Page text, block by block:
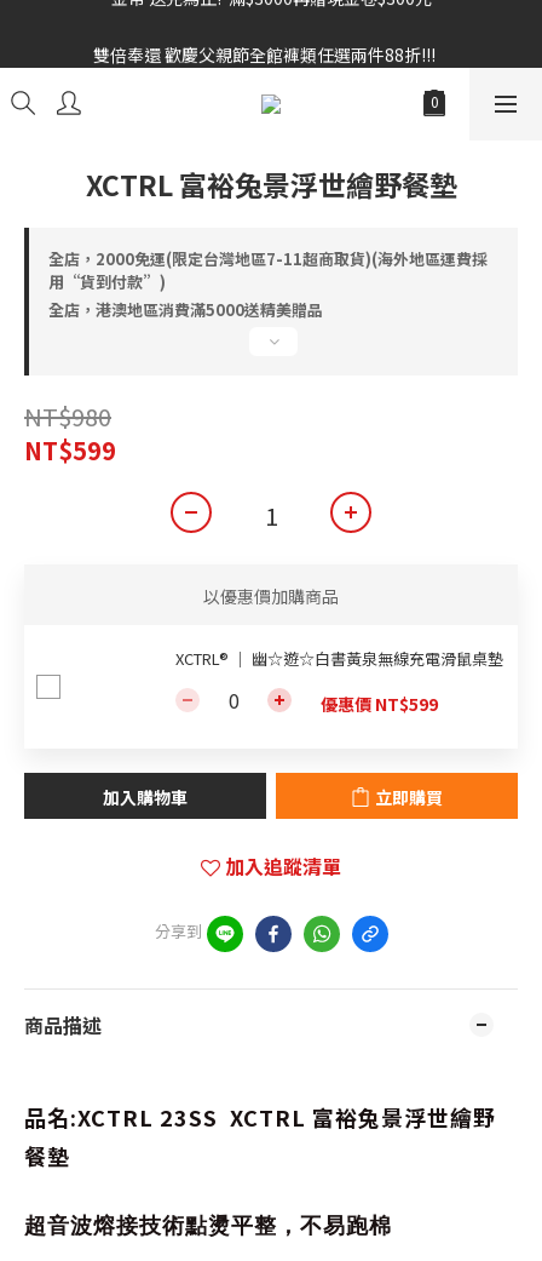
雙倍奉還 歡慶父親節全館褲類任選兩件88折!!!
XCTRL 富裕兔景浮世繪野餐墊
全店，2000免運(限定台灣地區7-11超商取貨)(海外地區運費採
用“貨到付款”)
全店，港澳地區消費滿5000送精美贈品
NT$980
NT$599
以優惠價加購商品
XCTRL® ｜ 幽☆遊☆白書黃泉無線充電滑鼠桌墊
優惠價 NT$599
加入購物車 立即購買
加入追蹤清單
分享到
商品描述
品名:XCTRL 23SS XCTRL 富裕兔景浮世繪野
餐墊
超音波熔接技術點燙平整，不易跑棉